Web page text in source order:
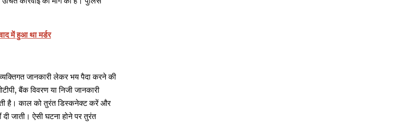
में हुआ था मर्डर
जानकारी लेकर भय पैदा करने की
बैंक विवरण या निजी जानकारी
है। काल को तुरंत डिस्कनेक्ट करें और
जाती। ऐसी घटना होने पर तुरंत